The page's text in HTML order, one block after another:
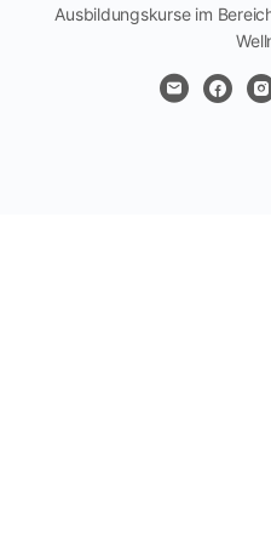
Ausbildungskurse im